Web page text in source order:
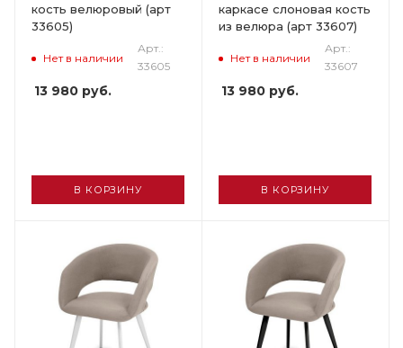
кость велюровый (арт
33605)
Нет в наличии
Арт.:
33605
13 980 руб.
В КОРЗИНУ
каркасе слоновая кость
из велюра (арт 33607)
Нет в наличии
Арт.:
33607
13 980 руб.
В КОРЗИНУ